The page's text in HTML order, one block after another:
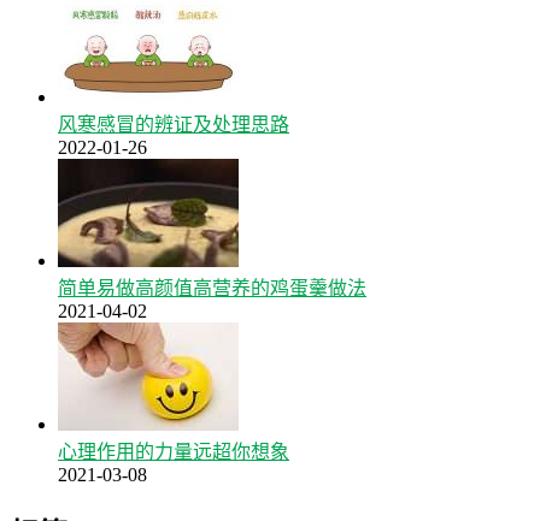
风寒感冒的辨证及处理思路
2022-01-26
简单易做高颜值高营养的鸡蛋羹做法
2021-04-02
心理作用的力量远超你想象
2021-03-08